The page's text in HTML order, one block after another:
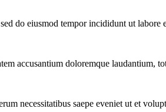
do eiusmod tempor incididunt ut
accusantium doloremque laudantium,
necessitatibus saepe eveniet ut et